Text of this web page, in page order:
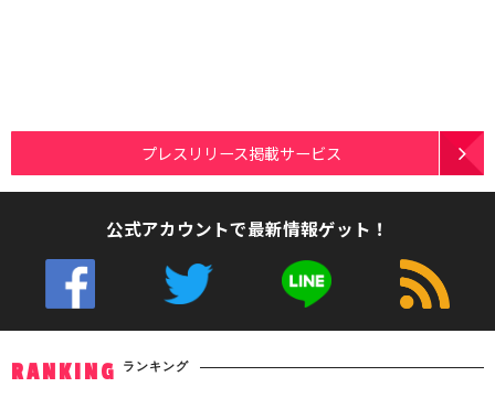
プレスリリース掲載サービス
公式アカウントで最新情報ゲット！
RANKING ランキング